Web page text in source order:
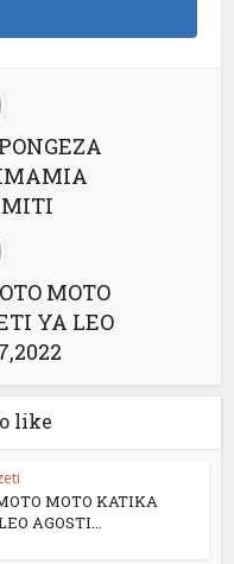
MOTO
YA LEO
like
MOTO KATIKA
AGOSTI...